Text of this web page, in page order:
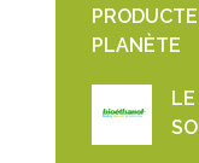
PLANÈTE